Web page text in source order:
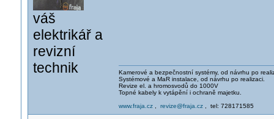
váš
elektrikář a
revizní
technik
Kamerové a bezpečnostní systémy, od návrhu po
Systémové a MaR instalace, od návrhu po realizaci.
Revize el. a hromosvodů do 1000V
Topné kabely k vytápění i ochraně majetku.
www.fraja.cz, revize@fraja.cz, tel: 728171585